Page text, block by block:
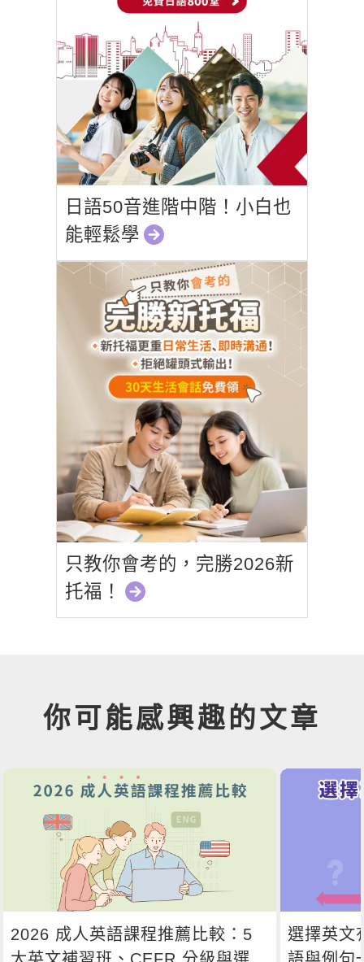
日語50音進階中階！小白也
能輕鬆學
只教你會考的，完勝2026新
托福！
你可能感興趣的文章
2026 成人英語課程推薦比較：5
選擇英文